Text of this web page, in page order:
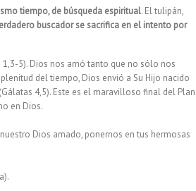
tiempo, de búsqueda espiritual. El tulipán,
buscador se sacrifica en el intento por
1,3-5). Dios nos amó tanto que no sólo nos
del tiempo, Dios envió a Su Hijo nacido
4,5). Este es el maravilloso final del Plan
en Dios.
Dios amado, ponernos en tus hermosas